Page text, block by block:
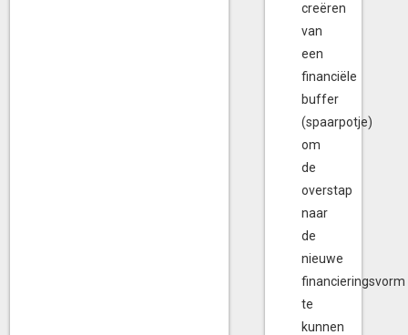
creëren
van
een
financiële
buffer
(spaarpotje)
om
de
overstap
naar
de
nieuwe
financieringsvorm
te
kunnen